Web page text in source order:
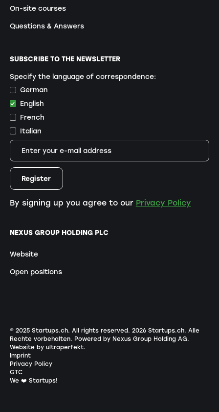
On-site courses
Questions & Answers
NEXUS GROUP HOLDING PLC
Website
Open positions
SUBSCRIBE TO THE NEWSLETTER
Specify the language of correspondence:
German
English
French
Italian
By signing up you agree to our Privacy Policy
© 2025 Startups.ch. All rights reserved. 2026Startups.ch. Alle
Rechte vorbehalten. Powered by Nexus Group Holding AG.
Website by ultraperfekt.
Imprint
Privacy Policy
GTC
We ❤️ Startups!